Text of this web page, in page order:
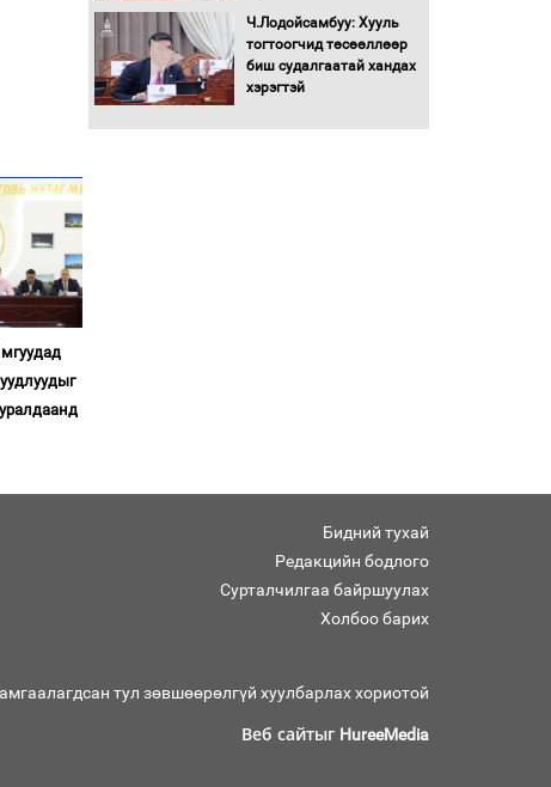
Хөвсгөл нуурын лусыг
тахих төрийн тахилгын
ёслол боллоо
буй ДЦС-ын төслийг
үргэлжүүлэх чиглэл
өглөө
Улсын хэмжээнд АИ-92
автобензиний 17
Н.Номтойбаяр: Эрт
Ч.Лодойсамбуу: Хууль
тогтоогчид төсөөллөөр
биш судалгаатай хандах
хэрэгтэй
Бидний тухай
Редакцийн бодлого
Сурталчилгаа байршуулах
Холбоо барих
тул зөвшөөрөлгүй хуулбарлах хориотой
Веб сайтыг HureeMedia